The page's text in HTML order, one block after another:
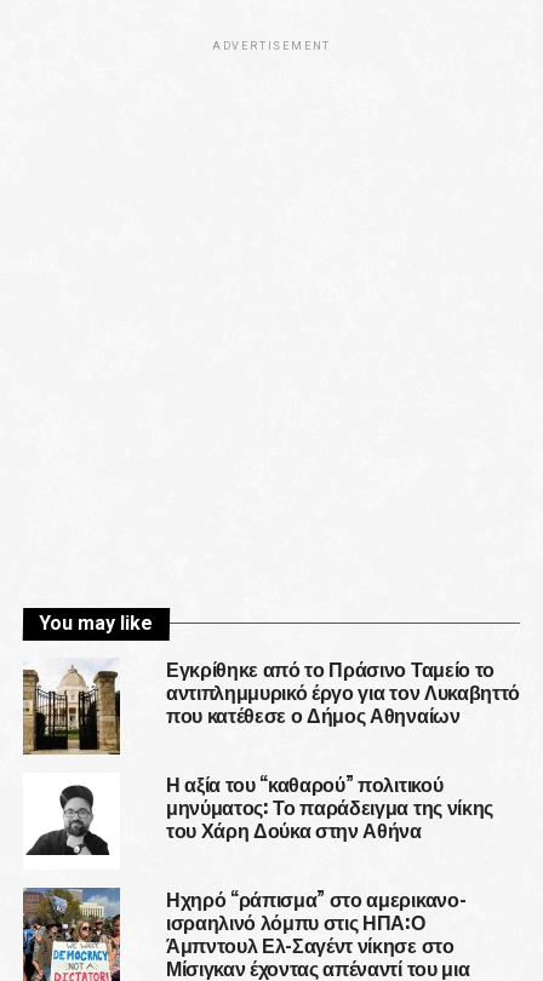
ADVERTISEMENT
You may like
Εγκρίθηκε από το Πράσινο Ταμείο το
αντιπλημμυρικό έργο για τον Λυκαβηττό
που κατέθεσε ο Δήμος Αθηναίων
Η αξία του “καθαρού” πολιτικού
μηνύματος: Το παράδειγμα της νίκης
του Χάρη Δούκα στην Αθήνα
Ηχηρό “ράπισμα” στο αμερικανο-
ισραηλινό λόμπυ στις ΗΠΑ:Ο
Άμπντουλ Ελ-Σαγέντ νίκησε στο
Μίσιγκαν έχοντας απέναντί του μια